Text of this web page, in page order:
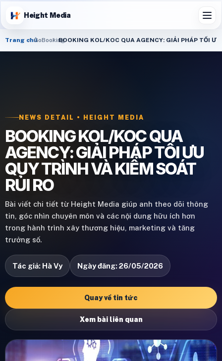
Height Media
Trang chủGoBookingBOOKING KOL/KOC QUA AGENCY: GIẢI PHÁP TỐI
NEWS DETAIL • HEIGHT MEDIA
BOOKING KOL/KOC QUA
AGENCY: GIẢI PHÁP TỐI ƯU
QUY TRÌNH VÀ KIỂM SOÁT
RỦI RO
Bài viết chi tiết từ Height Media giúp anh theo dõi thông
tin, góc nhìn chuyên môn và các nội dung hữu ích hơn
trong hành trình xây thương hiệu, marketing và tăng
trưởng số.
Tác giả: Hà Vy Ngày đăng: 26/05/2026
Quay về tin tức
Xem bài liên quan